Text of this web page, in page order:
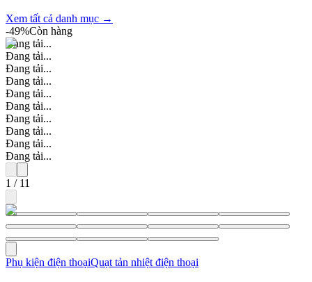
Xem tất cả danh mục →
-49%Còn hàng
Đang tải...
Đang tải...
Đang tải...
Đang tải...
Đang tải...
Đang tải...
Đang tải...
Đang tải...
Đang tải...
Đang tải...
1 / 11
Phụ kiện điện thoạiQuạt tản nhiệt điện thoại